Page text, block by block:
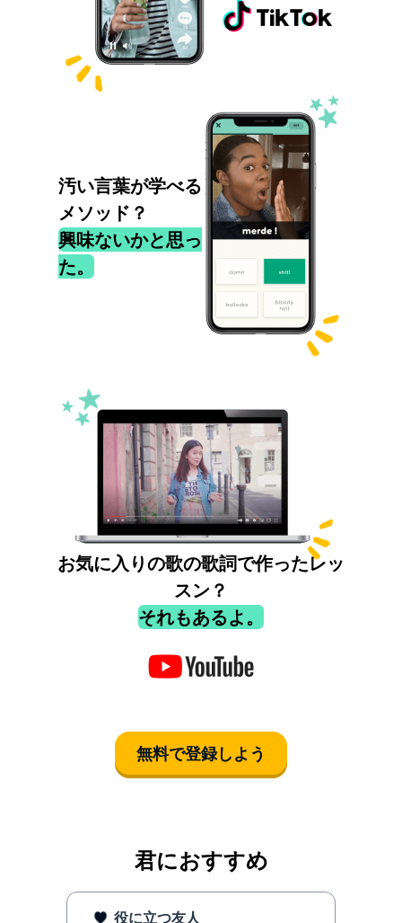
汚い言葉が学べる
メソッド？
興味ないかと思っ
た。
お気に入りの歌の歌詞で作ったレッ
スン？
それもあるよ。
無料で登録しよう
君におすすめ
役に立つ友人